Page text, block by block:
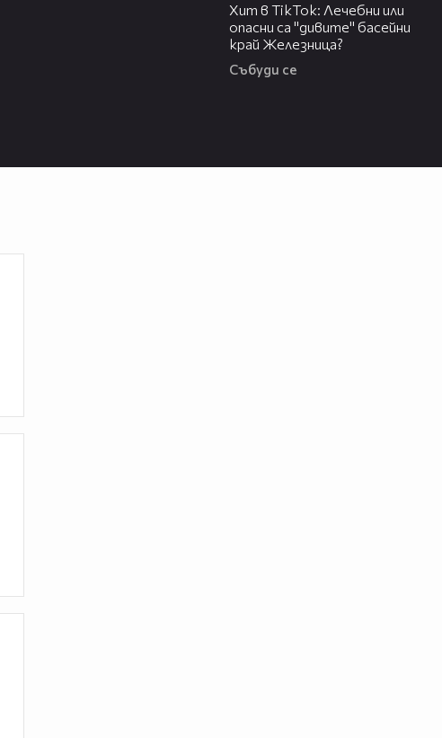
Хит в TikTok: Лечебни или
опасни са "дивите" басейни
край Железница?
Събуди се